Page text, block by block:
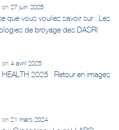
on 27 juin 2025
que vous vouliez savoir sur : Les
de broyage des DASRI
on4 avril 2025
HEALTH 2025 : Retour en images
on 21 mars 2024